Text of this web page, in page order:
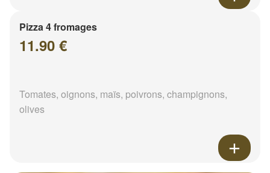
Pizza 4 fromages
11.90 €
Tomates, oignons, maïs, poivrons, champignons,
olives